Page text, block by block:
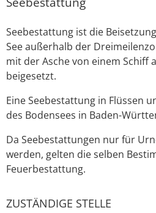
Seebestattung ist die
See außerhalb der
mit der Asche von einem Schiff
beigesetzt.
Eine Seebestattung in Flüssen
des Bodensees in Baden-
Da Seebestattungen nur für
werden, gelten die selben
Feuerbestattung.
ZUSTÄNDIGE STELLE